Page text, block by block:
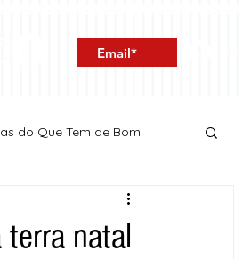
do Que Tem de Bom
natal